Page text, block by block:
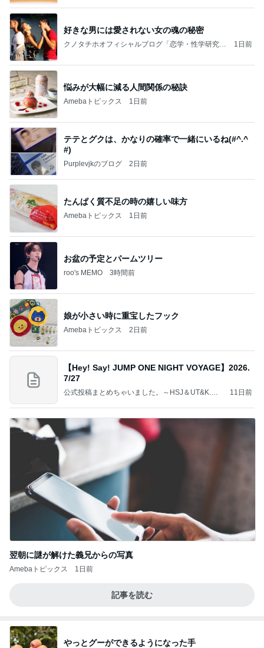
好きな男には愛されない女の魂の秘密
クノタチホオフィシャルブログ「恋学・性学研究
1日前
悩みが大幅に減る人間関係の秘訣
Amebaトピックス 1日前
テテとグクは、かなりの確率で一緒にいるね(#^.^
#)
Purplevjkのブログ 2日前
たんぱく質不足の時の嬉しい味方
Amebaトピックス 1日前
お盆の予定とパームツリー
roo's MEMO 3時間前
娘が小さい時に重宝したフック
Amebaトピックス 2日前
【Hey! Say! JUMP ONE NIGHT VOYAGE】2026.
7/27
公式投稿まとめちゃいました。～HSJ＆UT&K.O.
11日前
翌朝に謎が解けた義兄からの写真
Amebaトピックス 1日前
記事を読む
やっとグーができるようになった手